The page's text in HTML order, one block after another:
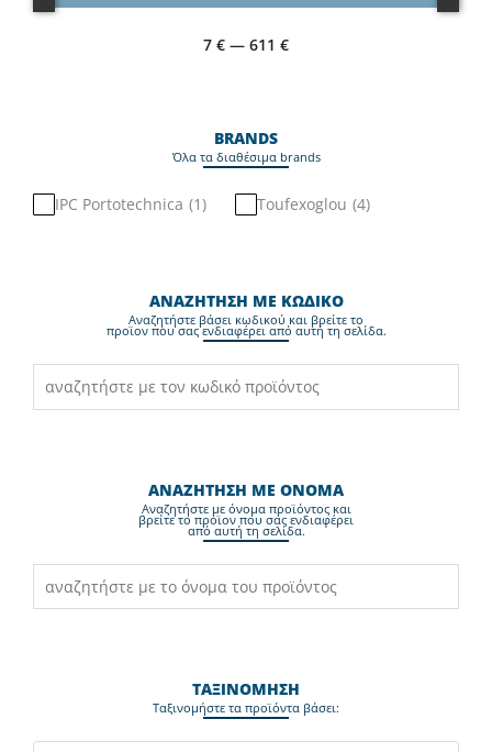
7 € — 611 €
BRANDS
Όλα τα διαθέσιμα brands
IPC Portotechnica (1) Toufexoglou (4)
ΑΝΑΖΗΤΗΣΗ ΜΕ ΚΩΔΙΚΟ
Aναζητήστε βάσει κωδικού και βρείτε το
προϊον που σας ενδιαφέρει από αυτή τη σελίδα.
ΑΝΑΖΗΤΗΣΗ ΜΕ ΟΝΟΜΑ
Aναζητήστε με όνομα προϊόντος και
βρείτε το προϊον που σας ενδιαφέρει
από αυτή τη σελίδα.
ΤΑΞΙΝΟΜΗΣΗ
Ταξινομήστε τα προϊόντα βάσει: